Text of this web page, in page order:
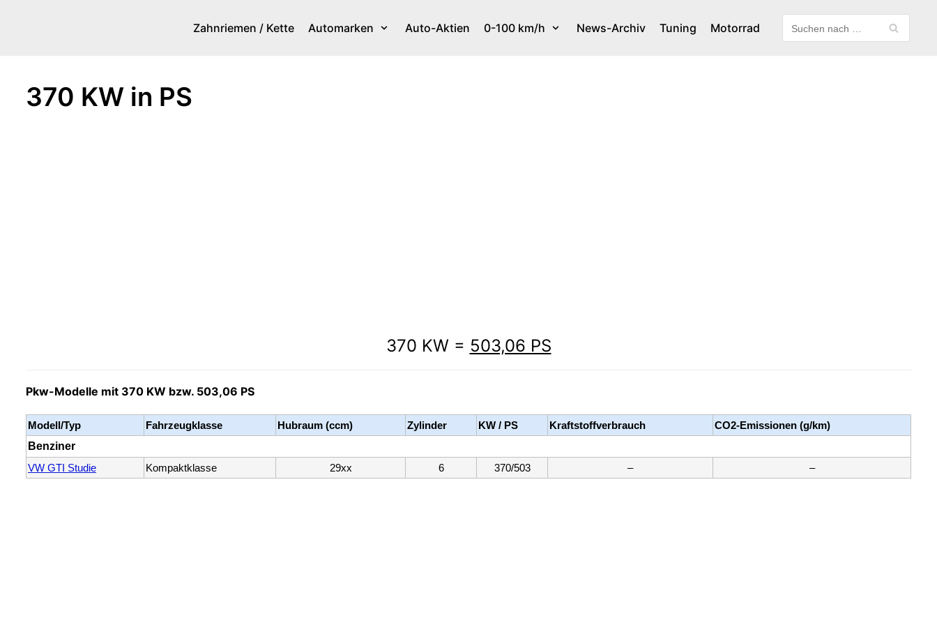
Zahnriemen / Kette Automarken Auto-Aktien 0-100 km/h News-Archiv Tuning Motorrad
370 KW in PS
370 KW = 503,06 PS
Pkw-Modelle mit 370 KW bzw. 503,06 PS
Modell/Typ Fahrzeugklasse Hubraum (ccm) Zylinder KW / PS Kraftstoffverbrauch
CO2-Emissionen (g/km)
Benziner
VW GTI Studie
Kompaktklasse 29xx 6 370/503 – –